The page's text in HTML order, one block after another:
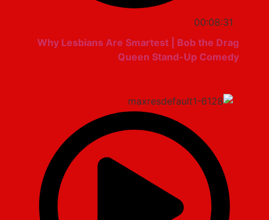
00:08:31
Why Lesbians Are Smartest | Bob the Drag
Queen Stand-Up Comedy